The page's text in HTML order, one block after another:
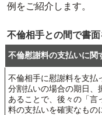
例をご紹介します。
不倫相手との間で書
不倫慰謝料の支払いに関
不倫相手に慰謝料を支払
分割払いの場合の期日、
あることで、後々の「言
料の支払いを確実なもの